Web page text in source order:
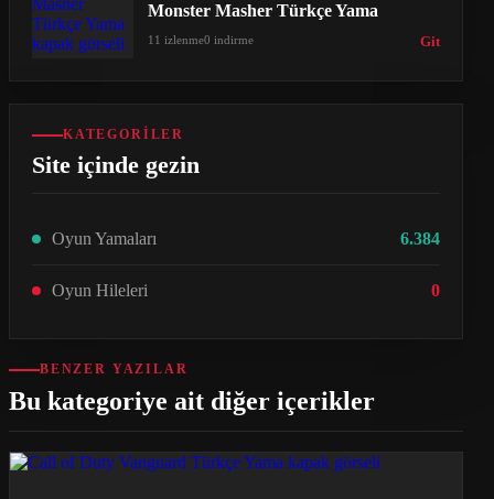
Monster Masher Türkçe Yama
11 izlenme0 indirme Git
KATEGORILER
Site içinde gezin
Oyun Yamaları 6.384
Oyun Hileleri 0
BENZER YAZILAR
Bu kategoriye ait diğer içerikler